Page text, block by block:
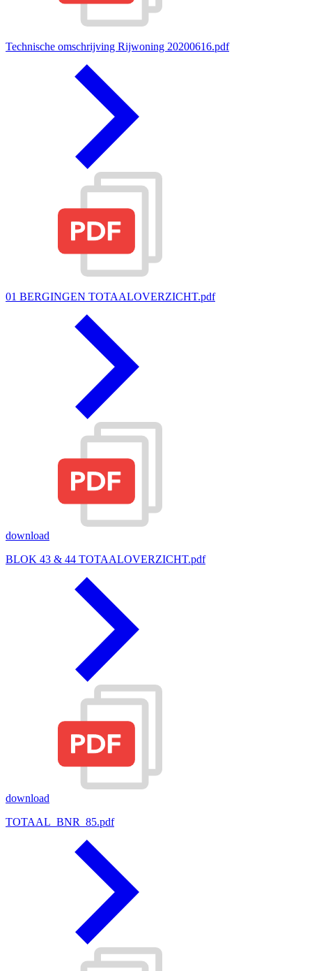
Technische omschrijving Rijwoning 20200616.pdf
01 BERGINGEN TOTAALOVERZICHT.pdf
download
BLOK 43 & 44 TOTAALOVERZICHT.pdf
download
TOTAAL_BNR_85.pdf